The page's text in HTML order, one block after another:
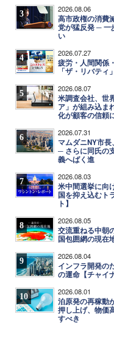
3 2026.08.06
高市政権の消費
党が猛反発 ─ 一
い
4 2026.07.27
疲労・人間関係
「ザ・リバティ
5 2026.08.07
米調査会社、世
ア」が組み込ま
化が顧客の信頼
6 2026.07.31
マムダニNY市
─ さらに同氏の
義へばく進
7 2026.08.03
米中間選挙に向
国を抑え込むト
ト】
8 2026.08.05
交流重ねる中朝
国包囲網の現在
9 2026.08.04
インフラ開発の
の運命【チャイ
10 2026.08.01
泊原発の再稼動
押し上げ、物価
すべき